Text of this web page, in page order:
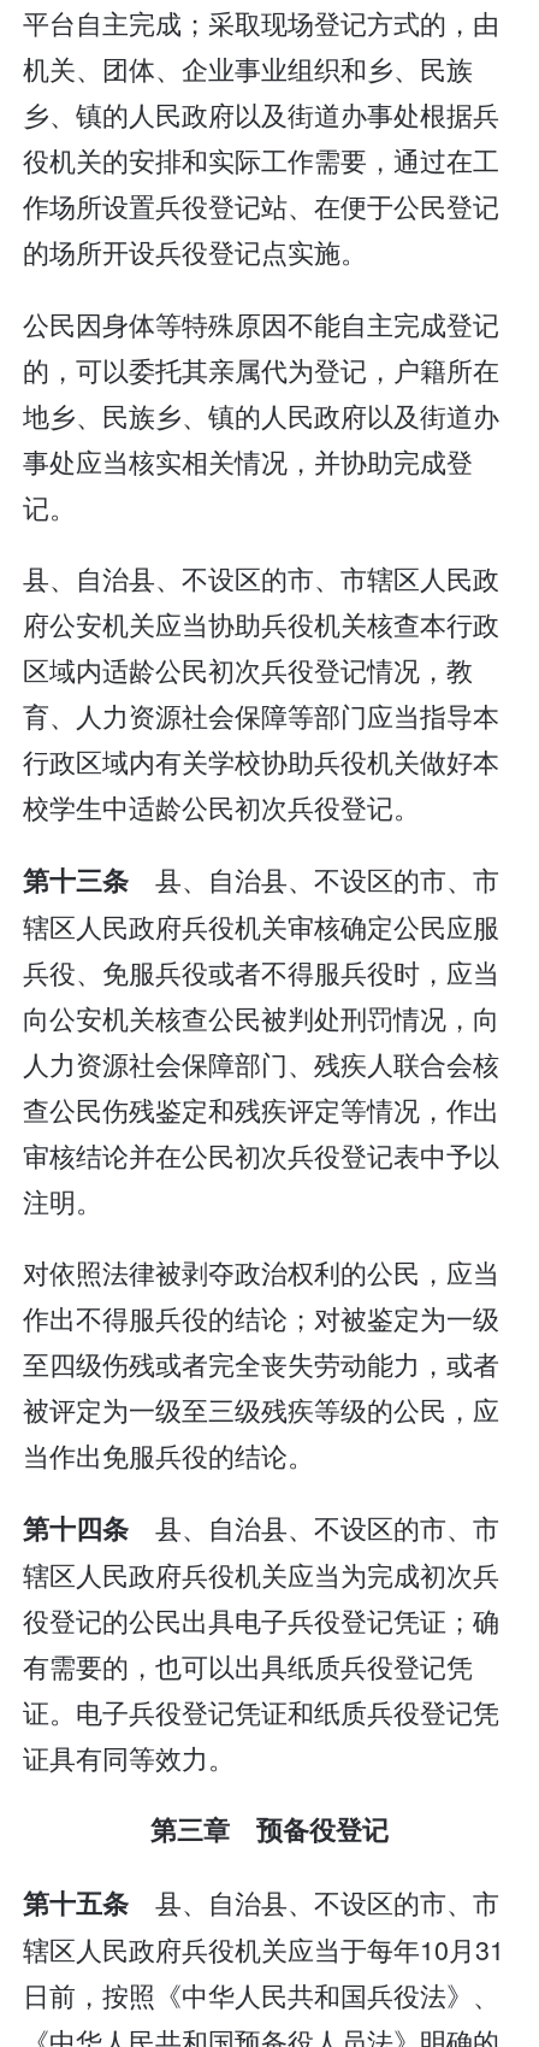
平台自主完成；采取现场登记方式的，由
机关、团体、企业事业组织和乡、民族
乡、镇的人民政府以及街道办事处根据兵
役机关的安排和实际工作需要，通过在工
作场所设置兵役登记站、在便于公民登记
的场所开设兵役登记点实施。
公民因身体等特殊原因不能自主完成登记
的，可以委托其亲属代为登记，户籍所在
地乡、民族乡、镇的人民政府以及街道办
事处应当核实相关情况，并协助完成登
记。
县、自治县、不设区的市、市辖区人民政
府公安机关应当协助兵役机关核查本行政
区域内适龄公民初次兵役登记情况，教
育、人力资源社会保障等部门应当指导本
行政区域内有关学校协助兵役机关做好本
校学生中适龄公民初次兵役登记。
第十三条县、自治县、不设区的市、市
辖区人民政府兵役机关审核确定公民应服
兵役、免服兵役或者不得服兵役时，应当
向公安机关核查公民被判处刑罚情况，向
人力资源社会保障部门、残疾人联合会核
查公民伤残鉴定和残疾评定等情况，作出
审核结论并在公民初次兵役登记表中予以
注明。
对依照法律被剥夺政治权利的公民，应当
作出不得服兵役的结论；对被鉴定为一级
至四级伤残或者完全丧失劳动能力，或者
被评定为一级至三级残疾等级的公民，应
当作出免服兵役的结论。
第十四条县、自治县、不设区的市、市
辖区人民政府兵役机关应当为完成初次兵
役登记的公民出具电子兵役登记凭证；确
有需要的，也可以出具纸质兵役登记凭
证。电子兵役登记凭证和纸质兵役登记凭
证具有同等效力。
第三章 预备役登记
第十五条县、自治县、不设区的市、市
辖区人民政府兵役机关应当于每年10月31
日前，按照《中华人民共和国兵役法》、